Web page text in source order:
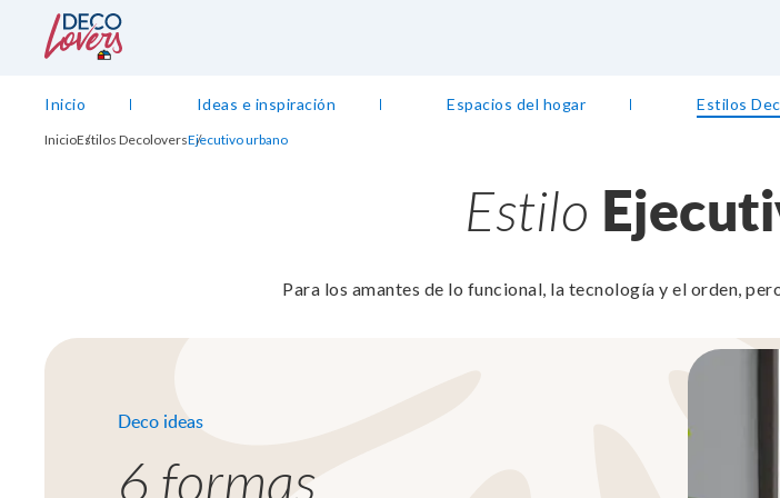
Inicio Ideas e inspiración Espacios del hogar Estilos
InicioEstilos DecoloversEjecutivo urbano
Estilo
Para los amantes de lo funcional, la tecnología y el orden,
Deco ideas
6 formas